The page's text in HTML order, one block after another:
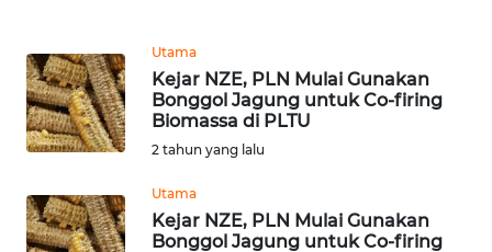
Utama
Kejar NZE, PLN Mulai Gunakan
Bonggol Jagung untuk Co-firing
Biomassa di PLTU
2 tahun yang lalu
Utama
Kejar NZE, PLN Mulai Gunakan
Bonggol Jagung untuk Co-firing
WN
LABUHANBATU
TAPANULI
TENGAH